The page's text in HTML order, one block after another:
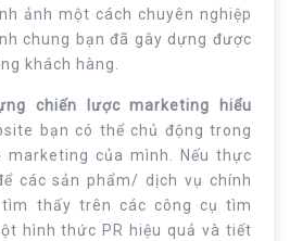
ảnh một cách chuyên nghiệp
chung bạn đã gây dựng được
khách hàng.
chiến lược marketing hiểu
bạn có thể chủ động trong
marketing của mình. Nếu thực
các sản phẩm/ dịch vụ chính
thấy trên các công cụ tìm
hình thức PR hiệu quả và tiết